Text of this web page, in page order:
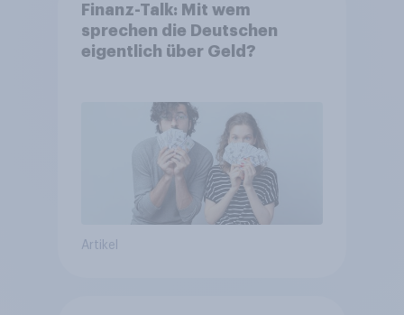
Finanz-Talk: Mit wem
sprechen die Deutschen
eigentlich über Geld?
Artikel